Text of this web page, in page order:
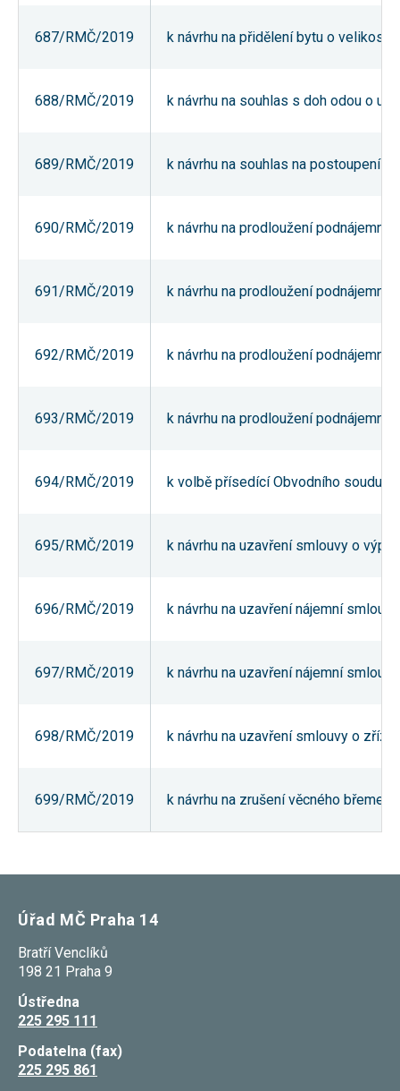
687/RMČ/2019 k návrhu na přidělení bytu o velikosti
688/RMČ/2019 k návrhu na souhlas s doh odou o
689/RMČ/2019 k návrhu na souhlas na postoupení
690/RMČ/2019 k návrhu na prodloužení podnájemní
691/RMČ/2019 k návrhu na prodloužení podnájemní
692/RMČ/2019 k návrhu na prodloužení podnájemní
693/RMČ/2019 k návrhu na prodloužení podnájemní
694/RMČ/2019 k volbě přísedící Obvodního soudu
695/RMČ/2019 k návrhu na uzavření smlouvy o
696/RMČ/2019 k návrhu na uzavření nájemní
697/RMČ/2019 k návrhu na uzavření nájemní
698/RMČ/2019 k návrhu na uzavření smlouvy o
699/RMČ/2019 k návrhu na zrušení věcného
Úřad MČ Praha 14
Bratří Venclíků
198 21 Praha 9
Ústředna
225 295 111
Podatelna (fax)
225 295 861
a reklam